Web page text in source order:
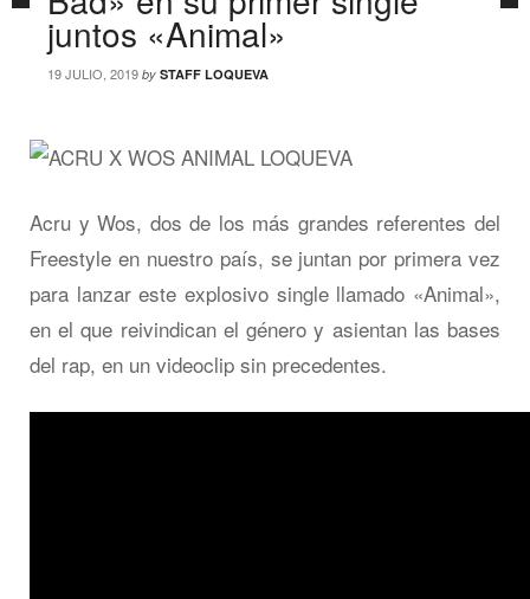
juntos «Animal»
19 JULIO, 2019 by STAFF LOQUEVA
Acru y Wos, dos de los más grandes referentes del
Freestyle en nuestro país, se juntan por primera vez
para lanzar este explosivo single llamado «Animal»,
en el que reivindican el género y asientan las bases
del rap, en un videoclip sin precedentes.